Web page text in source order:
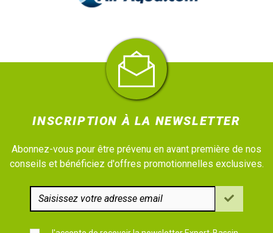
INSCRIPTION À LA NEWSLETTER
Abonnez-vous pour être prévenu en avant première de nos
conseils et bénéficiez d'offres promotionnelles exclusives.